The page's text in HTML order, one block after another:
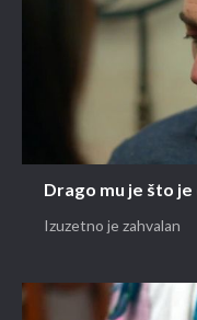
Drago mu je što
Izuzetno je zahvalan